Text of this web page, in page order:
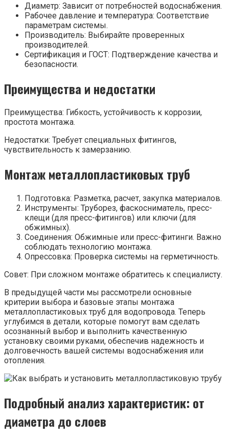
Диаметр: Зависит от потребностей водоснабжения.
Рабочее давление и температура: Соответствие
параметрам системы.
Производитель: Выбирайте проверенных
производителей.
Сертификация и ГОСТ: Подтверждение качества и
безопасности.
Преимущества и недостатки
Преимущества: Гибкость, устойчивость к коррозии,
простота монтажа.
Недостатки: Требует специальных фитингов,
чувствительность к замерзанию.
Монтаж металлопластиковых труб
Подготовка: Разметка, расчет, закупка материалов.
Инструменты: Труборез, фаскосниматель, пресс-
клещи (для пресс-фитингов) или ключи (для
обжимных).
Соединения: Обжимные или пресс-фитинги. Важно
соблюдать технологию монтажа.
Опрессовка: Проверка системы на герметичность.
Совет: При сложном монтаже обратитесь к специалисту.
В предыдущей части мы рассмотрели основные
критерии выбора и базовые этапы монтажа
металлопластиковых труб для водопровода. Теперь
углубимся в детали, которые помогут вам сделать
осознанный выбор и выполнить качественную
установку своими руками, обеспечив надежность и
долговечность вашей системы водоснабжения или
отопления.
Подробный анализ характеристик: от
диаметра до слоев